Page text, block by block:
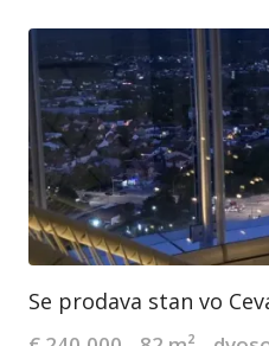
Se prodava stan vo